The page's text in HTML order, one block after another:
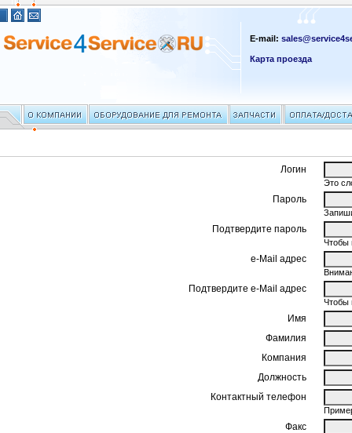
E-mail:
Карта проезда
Логин
Это
Пароль
Подтвердите пароль
Чтобы
e-Mail адрес
Подтвердите e-Mail адрес
Чтобы
Имя
Фамилия
Компания
Должность
Контактный телефон
Факс